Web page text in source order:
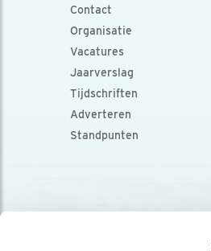
Contact
Organisatie
Vacatures
Jaarverslag
Tijdschriften
Adverteren
Standpunten